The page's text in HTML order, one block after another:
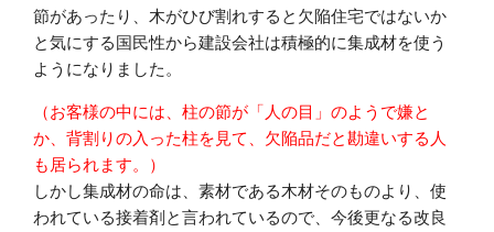
節があったり、木がひび割れすると欠陥住宅ではないか
と気にする国民性から建設会社は積極的に集成材を使う
ようになりました。
（お客様の中には、柱の節が「人の目」のようで嫌と
か、背割りの入った柱を見て、欠陥品だと勘違いする人
も居られます。）
しかし集成材の命は、素材である木材そのものより、使
われている接着剤と言われているので、今後更なる改良